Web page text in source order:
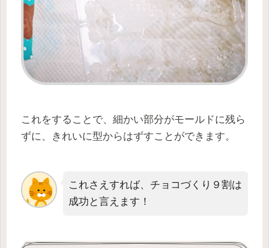
これをすることで、細かい部分がモールドに残ら
ずに、きれいに型からはずすことができます。
これさえすれば、チョコづくり９割は
成功と言えます！